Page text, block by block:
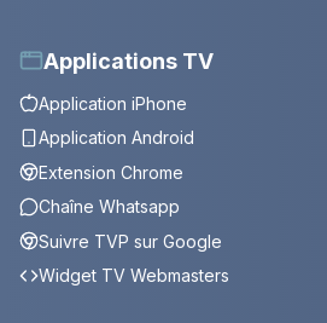
Applications TV
Application iPhone
Application Android
Extension Chrome
Chaîne Whatsapp
Suivre TVP sur Google
Widget TV Webmasters